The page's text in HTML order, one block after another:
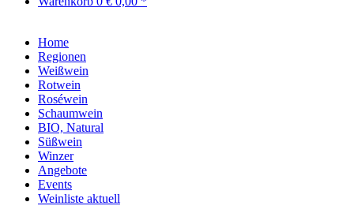
Home
Regionen
Weißwein
Rotwein
Roséwein
Schaumwein
BIO, Natural
Süßwein
Winzer
Angebote
Events
Weinliste aktuell